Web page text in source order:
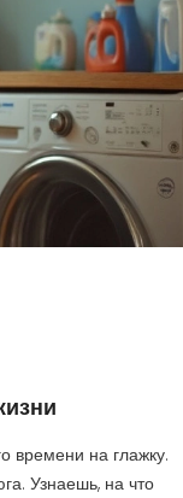
времени на глажку.
Узнаешь, на что